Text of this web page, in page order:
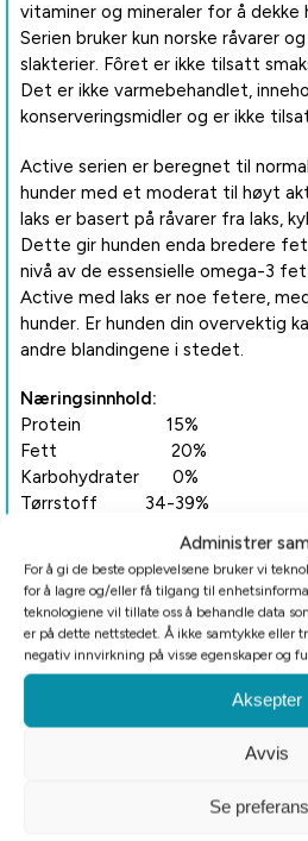
Administrer
For å gi de beste opplevelsene bruker vi
for å lagre og/eller få tilgang til
teknologiene vil tillate oss å behandle data
er på dette nettstedet. Å ikke samtykke eller
negativ innvirkning på visse egenskaper og
Aksepter
Avvis
Se
vitaminer og mineraler for å dekke
Serien bruker kun norske råvarer
slakterier. Fôret er ikke tilsatt
Det er ikke varmebehandlet,
konserveringsmidler og er ikke
Active serien er beregnet til
hunder med et moderat til høyt
laks er basert på råvarer fra laks,
Dette gir hunden enda bredere
nivå av de essensielle omega-3
Active med laks er noe fetere,
hunder. Er hunden din overvektig
andre blandingene i stedet.
Næringsinnhold:
Protein 15%
Fett 20%
Karbohydrater 0%
Tørrstoff 34-39%
Kalsium 0,9%
Fosfor 0,6%
OE* 2400 kcal/kg
OE* fra fett 75%
OE* fra protein 25%
Fôret må oppbevares i dypfrys (-
Pølser er holdbare i 2-3 dager i